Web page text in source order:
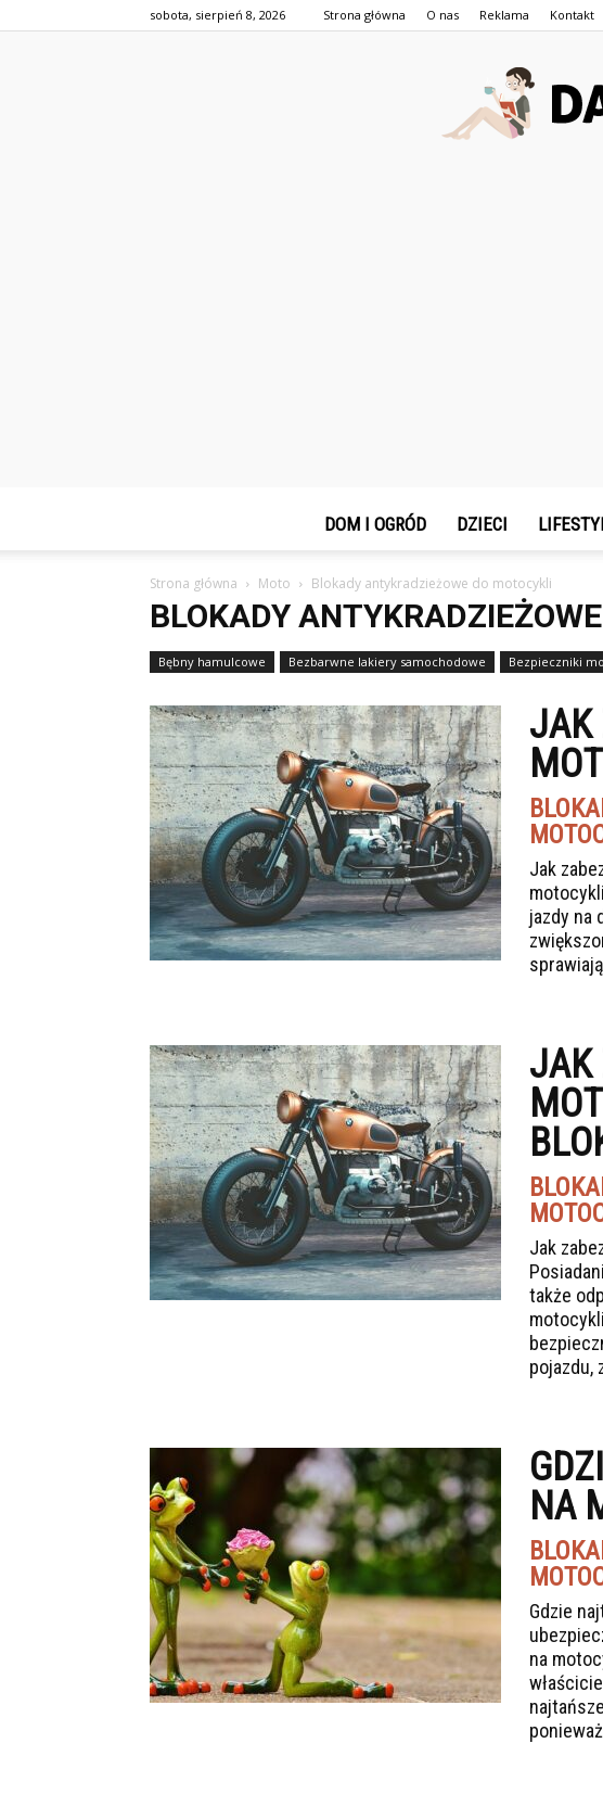
sobota, sierpień 8, 2026 Strona główna O nas Reklama Kontakt
DOM I OGRÓD DZIECI
Strona główna Moto Blokady antykradzieżowe do motocykli
BLOKADY
Bębny hamulcowe Bezbarwne lakiery samochodowe Bezpieczniki
JAK
Jak
jazdy na
JAK
Jak
także
pojazdu,
NA
Gdzie
na